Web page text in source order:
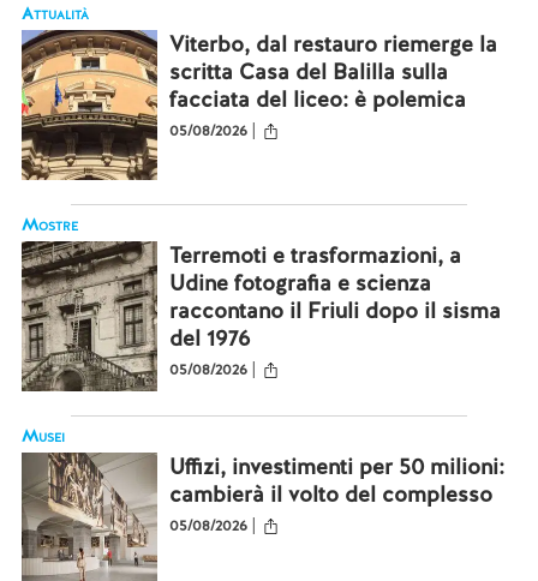
Attualità
Viterbo, dal restauro riemerge la
scritta Casa del Balilla sulla
facciata del liceo: è polemica
05/08/2026|
Mostre
Terremoti e trasformazioni, a
Udine fotografia e scienza
raccontano il Friuli dopo il sisma
del 1976
05/08/2026|
Musei
Uffizi, investimenti per 50 milioni:
cambierà il volto del complesso
05/08/2026|